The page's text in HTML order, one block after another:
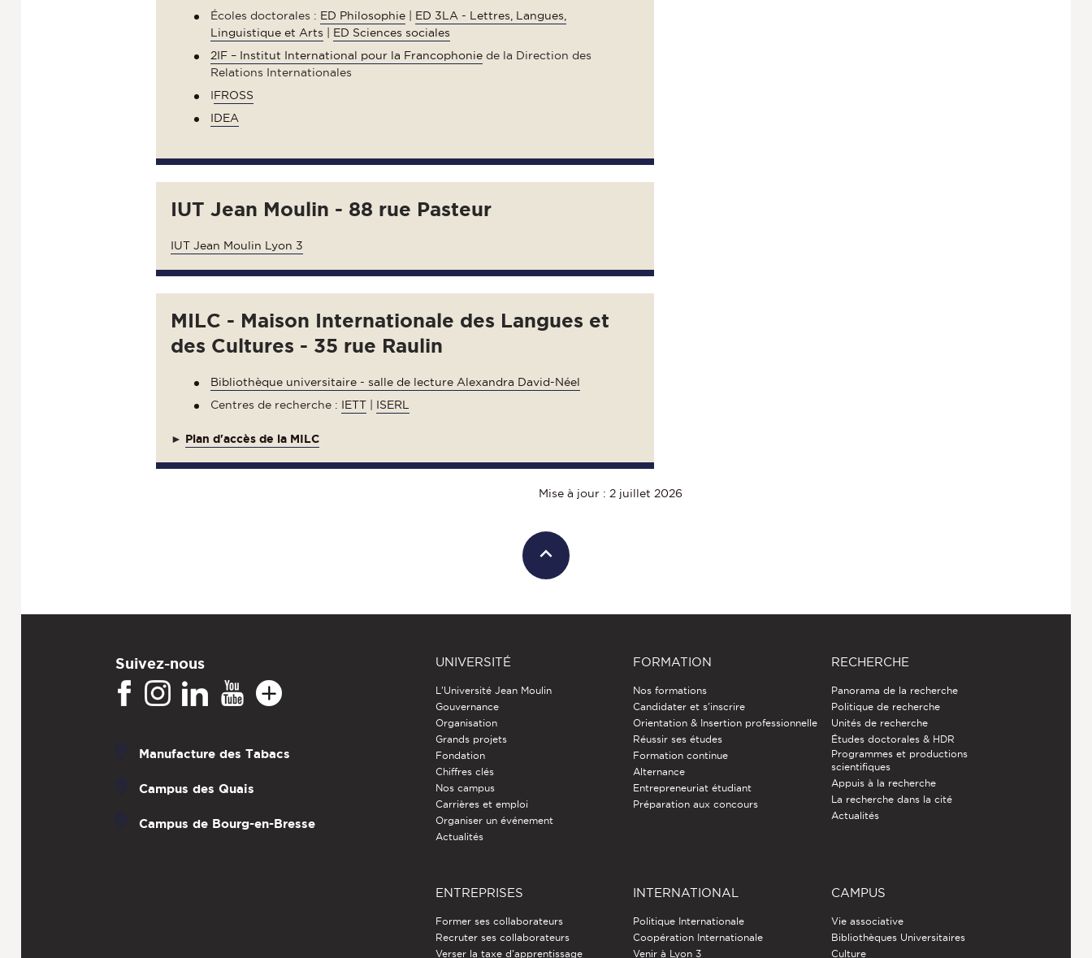
Écoles doctorales : ED Philosophie
ED 3LA - Lettres, Langues,
Linguistique et Arts
ED Sciences sociales
2IF – Institut International pour la Francophonie de la Direction des
Relations Internationales
IFROSS
IDEA
IUT Jean Moulin - 88 rue Pasteur
IUT Jean Moulin Lyon 3
MILC - Maison Internationale des Langues et
des Cultures - 35 rue Raulin
Bibliothèque universitaire - salle de lecture Alexandra David-Néel
Centres de recherche : IETT ISERL
► Plan d'accès de la MILC
Mise à jour : 2 juillet 2026
Suivez-nous
Manufacture des Tabacs
Campus des Quais
Campus de Bourg-en-Bresse
UNIVERSITÉ
L'Université Jean Moulin
Gouvernance
Organisation
Grands projets
Fondation
Chiffres clés
Nos campus
Carrières et emploi
Organiser un événement
Actualités
FORMATION
Nos formations
Candidater et s'inscrire
Orientation & Insertion professionnelle
Réussir ses études
Formation continue
Alternance
Entrepreneuriat étudiant
Préparation aux concours
RECHERCHE
Panorama de la recherche
Politique de recherche
Unités de recherche
Études doctorales & HDR
Programmes et productions
scientifiques
Appuis à la recherche
La recherche dans la cité
Actualités
ENTREPRISES
Former ses collaborateurs
Recruter ses collaborateurs
Verser la taxe d'apprentissage
INTERNATIONAL
Politique Internationale
Coopération Internationale
Venir à Lyon 3
CAMPUS
Vie associative
Bibliothèques Universitaires
Culture